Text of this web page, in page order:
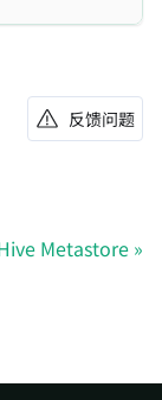
反馈问题
Metastore